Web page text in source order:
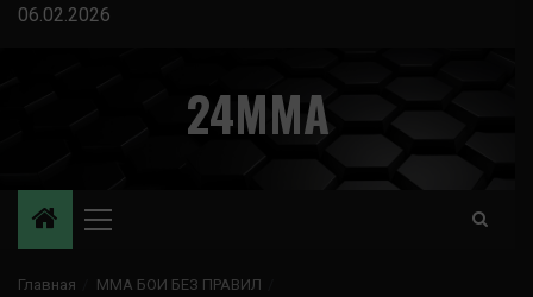
Перейти
06.02.2026
24MMA
Основное
Главная
ММА БОИ БЕЗ ПРАВИЛ